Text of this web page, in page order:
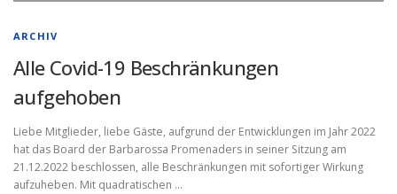
ARCHIV
Alle Covid-19 Beschränkungen
aufgehoben
Liebe Mitglieder, liebe Gäste, aufgrund der Entwicklungen im Jahr 2022
hat das Board der Barbarossa Promenaders in seiner Sitzung am
21.12.2022 beschlossen, alle Beschränkungen mit sofortiger Wirkung
aufzuheben. Mit quadratischen …